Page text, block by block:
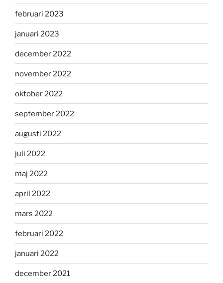
februari 2023
januari 2023
december 2022
november 2022
oktober 2022
september 2022
augusti 2022
juli 2022
maj 2022
april 2022
mars 2022
februari 2022
januari 2022
december 2021